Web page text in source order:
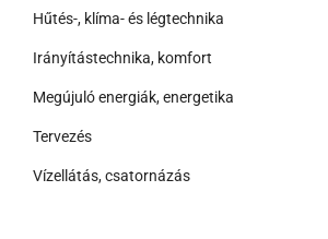
Hűtés-, klíma- és légtechnika
Irányítástechnika, komfort
Megújuló energiák, energetika
Tervezés
Vízellátás, csatornázás